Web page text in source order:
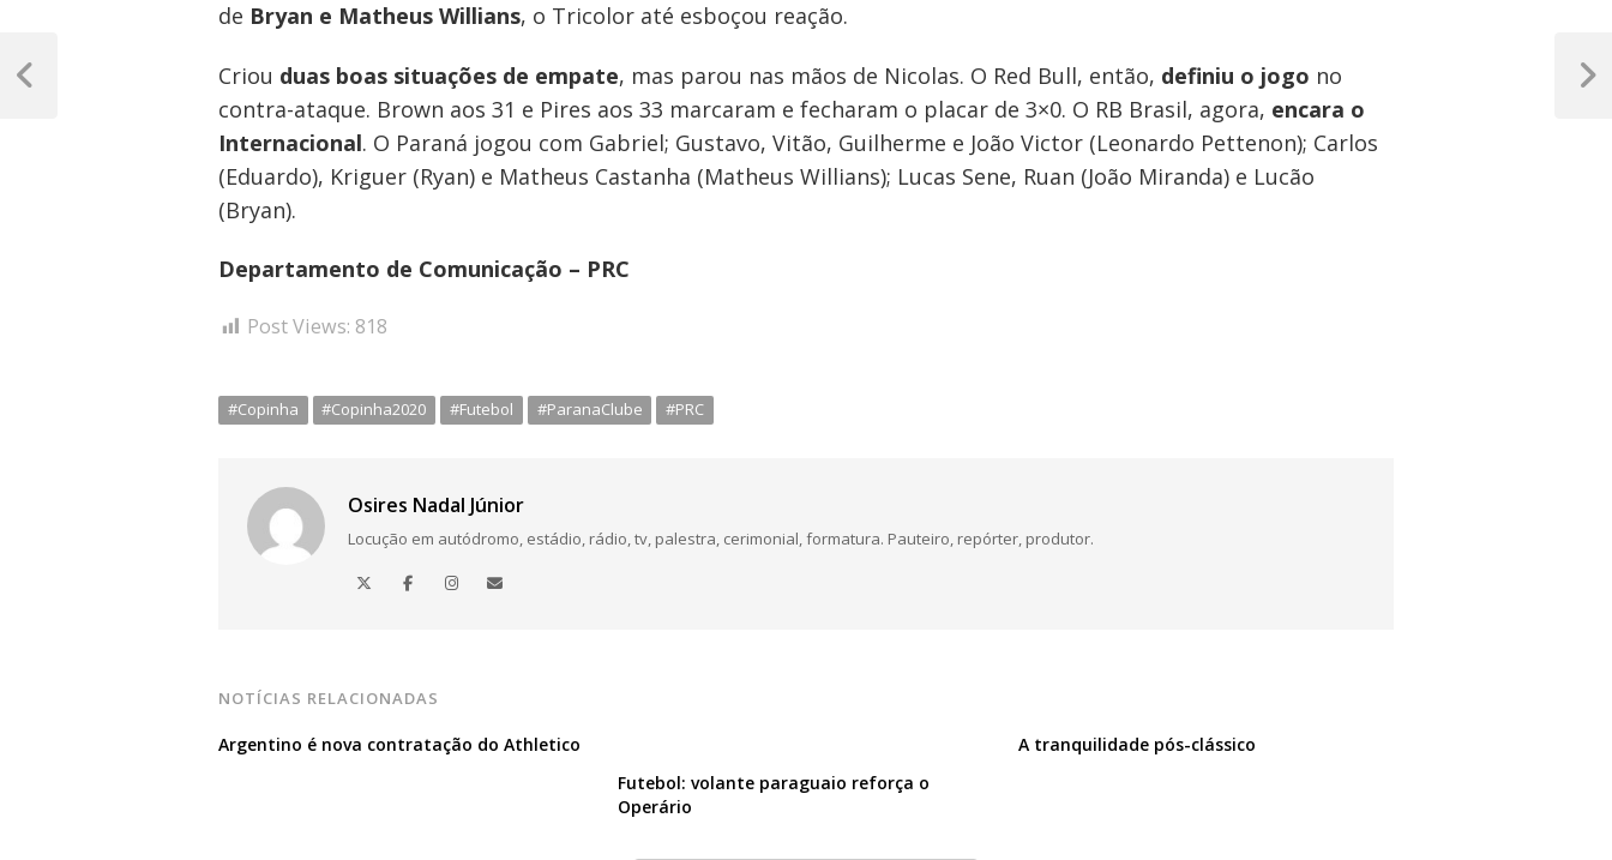
de Bryan e Matheus Willians, o Tricolor até esboçou reação.
Criou duas boas situações de empate, mas parou nas mãos de Nicolas. O Red Bull, então, definiu o jogo no
contra-ataque. Brown aos 31 e Pires aos 33 marcaram e fecharam o placar de 3×0. O RB Brasil, agora, encara o
Internacional. O Paraná jogou com Gabriel; Gustavo, Vitão, Guilherme e João Victor (Leonardo Pettenon); Carlos
(Eduardo), Kriguer (Ryan) e Matheus Castanha (Matheus Willians); Lucas Sene, Ruan (João Miranda) e Lucão
(Bryan).
Departamento de Comunicação – PRC
Post Views: 818
#Copinha #Copinha2020 #Futebol #ParanaClube #PRC
Osires Nadal Júnior
Locução em autódromo, estádio, rádio, tv, palestra, cerimonial, formatura. Pauteiro, repórter, produtor.
NOTÍCIAS RELACIONADAS
Argentino é nova contratação do Athletico
Futebol: volante paraguaio reforça o
Operário
A tranquilidade pós-clássico
Navegação
de
Post